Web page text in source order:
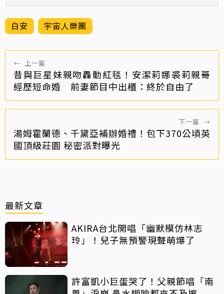
白安 宇宙人樂團
← 上一篇
昔與巨星妹親吻轟動紅毯！安潔莉娜裘莉親哥
經歷短命婚 前妻節目中出櫃：終於自由了
下一篇 →
湯姆霍蘭德、千黛亞補辦婚禮！包下370公頃英
國頂級莊園 秘密派對曝光
最新文章
AKIRA台北開唱「幽默模仿林志
玲」！兒子無預警現聲萌爆了
許富凱小巨蛋哭了！父親節唱「南